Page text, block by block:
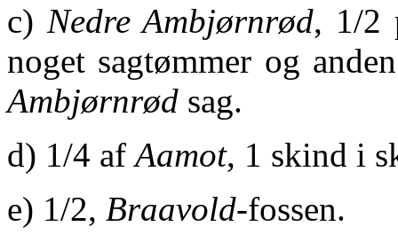
c) Nedre Ambjørnrød, 1/2
noget sagtømmer og
Ambjørnrød sag.
d) 1/4 afAamot, 1 skind i
e) 1/2, Braavold-fossen.